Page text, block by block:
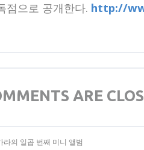
점으로 공개한다. http://
ARE
라의 일곱 번째 미니 앨범